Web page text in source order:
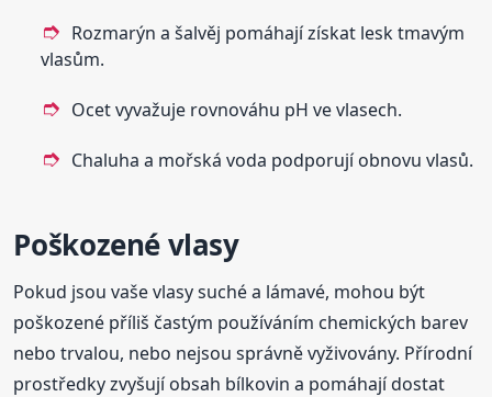
Rozmarýn a šalvěj pomáhají získat lesk tmavým
vlasům.
Ocet vyvažuje rovnováhu pH ve vlasech.
Chaluha a mořská voda podporují obnovu vlasů.
Poškozené vlasy
Pokud jsou vaše vlasy suché a lámavé, mohou být
poškozené příliš častým používáním chemických barev
nebo trvalou, nebo nejsou správně vyživovány. Přírodní
prostředky zvyšují obsah bílkovin a pomáhají dostat